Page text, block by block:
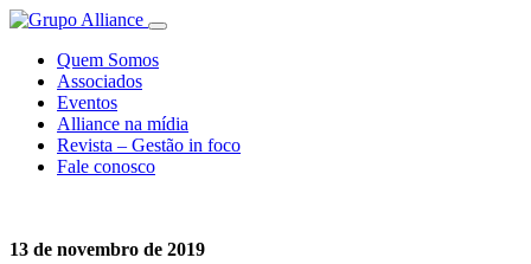
Quem Somos
Associados
Eventos
Alliance na mídia
Revista – Gestão in foco
Fale conosco
13 de novembro de 2019